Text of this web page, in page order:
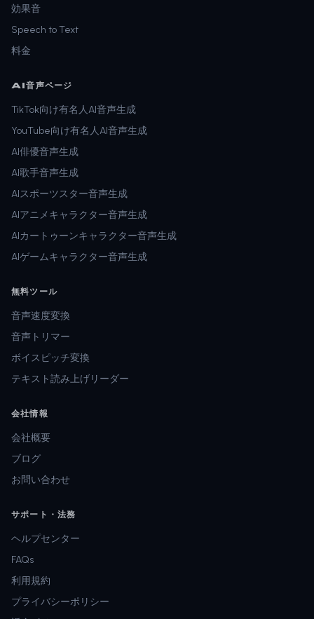
効果音
Speech to Text
料金
AI音声ページ
TikTok向け有名人AI音声生成
YouTube向け有名人AI音声生成
AI俳優音声生成
AI歌手音声生成
AIスポーツスター音声生成
AIアニメキャラクター音声生成
AIカートゥーンキャラクター音声生成
AIゲームキャラクター音声生成
無料ツール
音声速度変換
音声トリマー
ボイスピッチ変換
テキスト読み上げリーダー
会社情報
会社概要
ブログ
お問い合わせ
サポート・法務
ヘルプセンター
FAQs
利用規約
プライバシーポリシー